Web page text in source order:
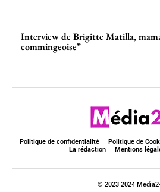
Interview de Brigitte Matilla,
commingeoise”
Politique de confidentialité Politique de
La rédaction
Mentions
© 2023 2024